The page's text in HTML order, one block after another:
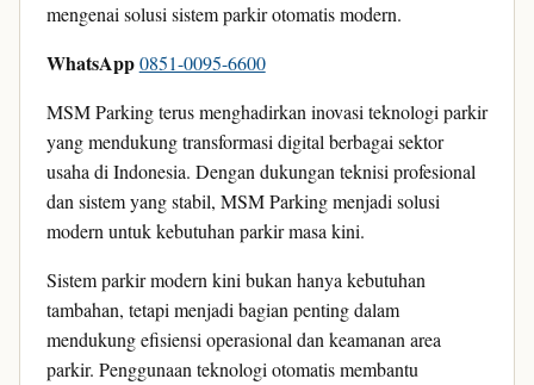
mengenai solusi sistem parkir otomatis modern.
WhatsApp 0851-0095-6600
MSM Parking terus menghadirkan inovasi teknologi parkir
yang mendukung transformasi digital berbagai sektor
usaha di Indonesia. Dengan dukungan teknisi profesional
dan sistem yang stabil, MSM Parking menjadi solusi
modern untuk kebutuhan parkir masa kini.
Sistem parkir modern kini bukan hanya kebutuhan
tambahan, tetapi menjadi bagian penting dalam
mendukung efisiensi operasional dan keamanan area
parkir. Penggunaan teknologi otomatis membantu